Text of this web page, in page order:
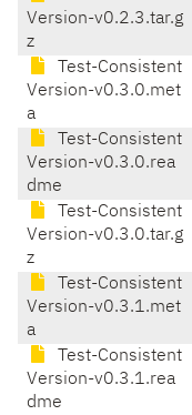
Version-v0.2.3.tar.g
z
Test-Consistent
Version-v0.3.0.met
a
Test-Consistent
Version-v0.3.0.rea
dme
Test-Consistent
Version-v0.3.0.tar.g
z
Test-Consistent
Version-v0.3.1.met
a
Test-Consistent
Version-v0.3.1.rea
dme